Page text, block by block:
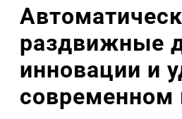
раздвижные
инновации и
современном